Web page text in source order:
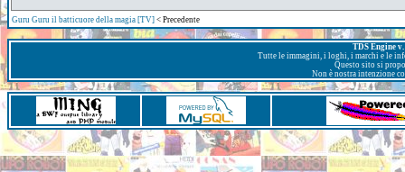
Guru Guru il batticuore della magia [TV] < Precedente
TDS Engine
Tutte le immagini, i loghi, i marchi e le
Questo sito si
Non è nostra intenzione